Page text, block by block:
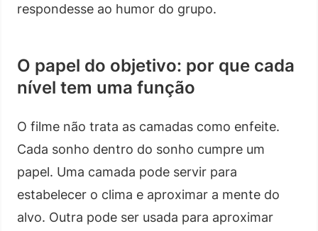
respondesse ao humor do grupo.
O papel do objetivo: por que cada
nível tem uma função
O filme não trata as camadas como enfeite.
Cada sonho dentro do sonho cumpre um
papel. Uma camada pode servir para
estabelecer o clima e aproximar a mente do
alvo. Outra pode ser usada para aproximar